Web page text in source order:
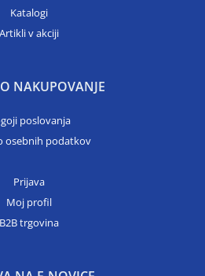
Katalogi
Artikli v akciji
NAKUPOVANJE
poslovanja
osebnih podatkov
Prijava
Moj profil
B2B trgovina